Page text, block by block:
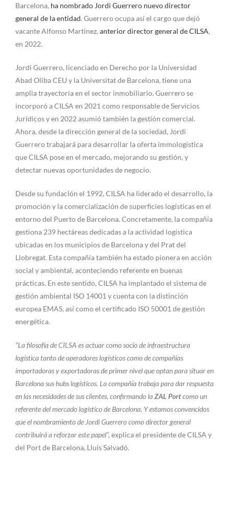
Barcelona, ha nombrado Jordi Guerrero nuevo director
general de la entidad. Guerrero ocupa así el cargo que dejó
vacante Alfonso Martínez, anterior director general de CILSA,
en 2022.
Jordi Guerrero, licenciado en Derecho por la Universidad
Abad Oliba CEU y la Universitat de Barcelona, tiene una
amplia trayectoria en el sector inmobiliario. Guerrero se
incorporó a CILSA en 2021 como responsable de Servicios
Jurídicos y en 2022 asumió también la gestión comercial.
Ahora, desde la dirección general de la sociedad, Jordi
Guerrero trabajará para desarrollar la oferta immologística
que CILSA pose en el mercado, mejorando su gestión, y
detectar nuevas oportunidades de negocio.
Desde su fundación el 1992, CILSA ha liderado el desarrollo, la
promoción y la comercialización de superficies logísticas en el
entorno del Puerto de Barcelona. Concretamente, la compañía
gestiona 239 hectáreas dedicadas a la actividad logística
ubicadas en los municipios de Barcelona y del Prat del
Llobregat. Esta compañía también ha estado pionera en acción
social y ambiental, aconteciendo referente en buenas
prácticas. En este sentido, CILSA ha implantado el sistema de
gestión ambiental ISO 14001 y cuenta con la distinción
europea EMAS, así como el certificado ISO 50001 de gestión
energética.
“La filosofía de CILSA es actuar como socio de infraestructura
logística tanto de operadores logísticos como de compañías
importadoras y exportadoras de primer nivel que optan para situar en
Barcelona sus hubs logísticos. La compañía trabaja para dar respuesta
en las necesidades de sus clientes, confirmando laZAL Portcomo un
referente del mercado logístico de Barcelona. Y estamos convencidos
que el nombramiento de Jordi Guerrero como director general
contribuirá a reforzar este papel”, explica el presidente de CILSA y
del Port de Barcelona, Lluís Salvadó.